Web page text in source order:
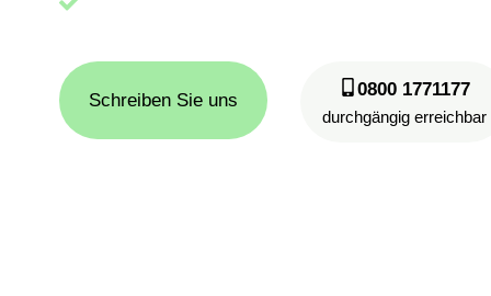
Schreiben Sie uns
0800 1771177
durchgängig erreichbar